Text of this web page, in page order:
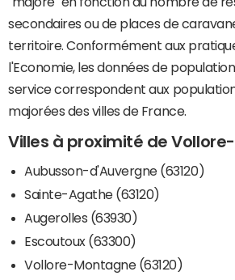
secondaires ou de places de
territoire. Conformément aux
l'Economie, les données de
service correspondent aux
majorées des villes de France.
Villes à proximité de
Aubusson-d'Auvergne (63120)
Sainte-Agathe (63120)
Augerolles (63930)
Escoutoux (63300)
Vollore-Montagne (63120)